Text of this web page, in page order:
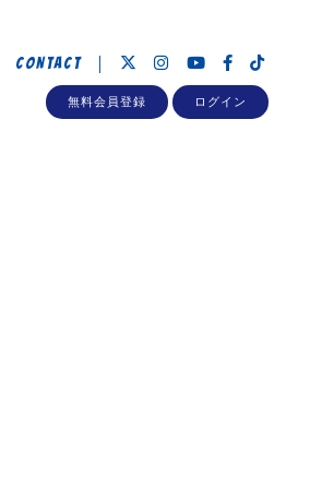
CONTACT
無料会員登録 ログイン